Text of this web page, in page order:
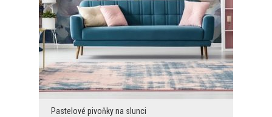
Pastelové pivoňky na slunci